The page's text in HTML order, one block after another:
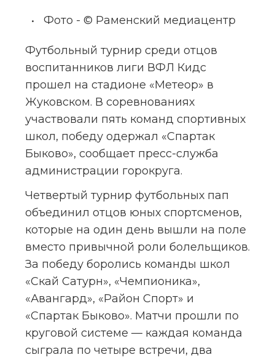
Фото - © Раменский медиацентр
Футбольный турнир среди отцов
воспитанников лиги ВФЛ Кидс
прошел на стадионе «Метеор» в
Жуковском. В соревнованиях
участвовали пять команд спортивных
школ, победу одержал «Спартак
Быково», сообщает пресс-служба
администрации горокруга.
Четвертый турнир футбольных пап
объединил отцов юных спортсменов,
которые на один день вышли на поле
вместо привычной роли болельщиков.
За победу боролись команды школ
«Скай Сатурн», «Чемпионика»,
«Авангард», «Район Спорт» и
«Спартак Быково». Матчи прошли по
круговой системе — каждая команда
сыграла по четыре встречи, два